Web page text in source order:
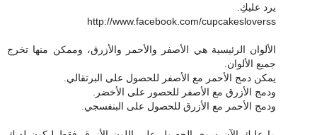
يرد عليكِ.
http://www.facebook.com/cupcakesloverss
الألوان الرئيسية هي الأصفر والأحمر والأزرق، وممكن منها تخرج
جميع الألوان.
يمكن دمج الأحمر مع الأصفر للحصول على البرتقالي.
ودمج الأزرق مع الأصفر للحصور على الأخضر.
ودمج الأحمر مع الأزرق للحصول على البنفسجي.